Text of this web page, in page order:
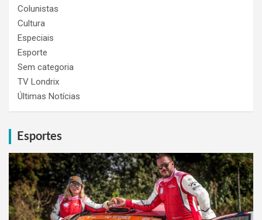
Colunistas
Cultura
Especiais
Esporte
Sem categoria
TV Londrix
Últimas Notícias
Esportes